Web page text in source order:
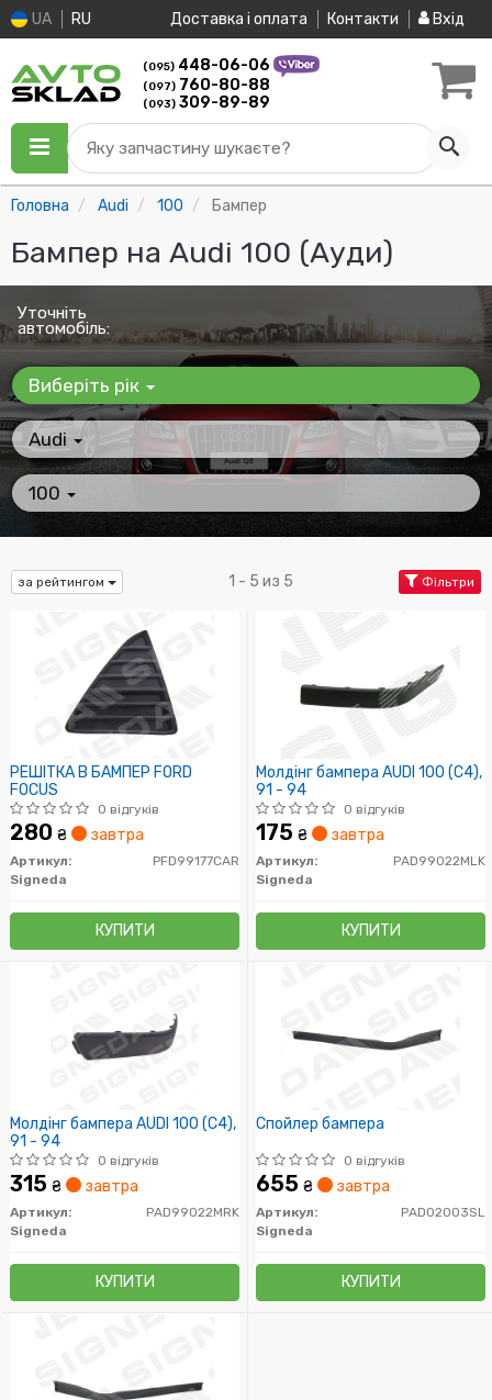
UA RU Доставка і оплата Контакти Вхід
(095) 448-06-06
(097) 760-80-88
(093) 309-89-89
Яку запчастину шукаєте?
Головна Audi 100 Бампер
Бампер на Audi 100 (Ауди)
Уточніть
автомобіль:
Виберіть рік
Audi
100
за рейтингом 1 - 5 из 5 Фільтри
РЕШІТКА В БАМПЕР FORD
FOCUS
0 відгуків
280 ₴ завтра
Артикул:
PFD99177CAR
Signeda
КУПИТИ
Молдінг бампера AUDI 100 (C4),
91 - 94
0 відгуків
175 ₴ завтра
Артикул:
PAD99022MLK
Signeda
КУПИТИ
Молдінг бампера AUDI 100 (C4),
91 - 94
0 відгуків
315 ₴ завтра
Артикул:
PAD99022MRK
Signeda
КУПИТИ
Спойлер бампера
0 відгуків
655 ₴ завтра
Артикул:
PAD02003SL
Signeda
КУПИТИ